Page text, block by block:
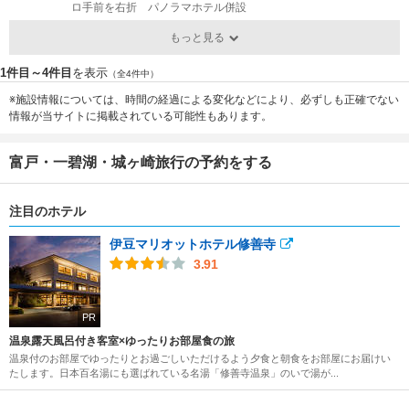
ロ手前を右折 パノラマホテル併設
もっと見る
1件目～4件目 を表示 （全4件中）
※施設情報については、時間の経過による変化などにより、必ずしも正確でない
情報が当サイトに掲載されている可能性もあります。
富戸・一碧湖・城ヶ崎旅行の予約をする
注目のホテル
PR
伊豆マリオットホテル修善寺
3.91
温泉露天風呂付き客室×ゆったりお部屋食の旅
温泉付のお部屋でゆったりとお過ごしいただけるよう夕食と朝食をお部屋にお届けい
たします。日本百名湯にも選ばれている名湯「修善寺温泉」のいで湯が...